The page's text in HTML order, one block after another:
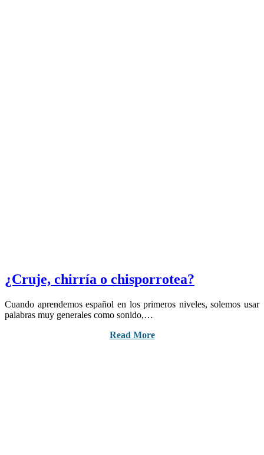
¿Cruje, chirría o chisporrotea?
Cuando aprendemos español en los primeros niveles, solemos usar
palabras muy generales como sonido,…
Read More